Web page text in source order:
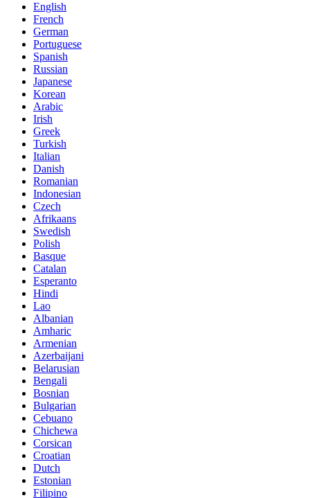
English
French
German
Portuguese
Spanish
Russian
Japanese
Korean
Arabic
Irish
Greek
Turkish
Italian
Danish
Romanian
Indonesian
Czech
Afrikaans
Swedish
Polish
Basque
Catalan
Esperanto
Hindi
Lao
Albanian
Amharic
Armenian
Azerbaijani
Belarusian
Bengali
Bosnian
Bulgarian
Cebuano
Chichewa
Corsican
Croatian
Dutch
Estonian
Filipino